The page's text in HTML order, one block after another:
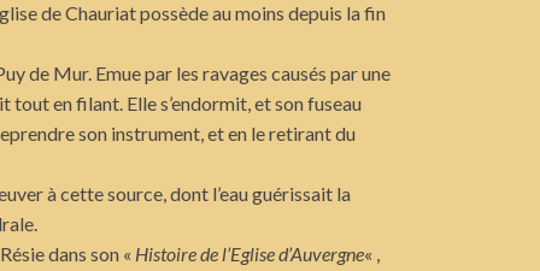
de Chauriat possède au moins depuis la fin
de Mur. Emue par les ravages causés par une
en filant. Elle s’endormit, et son fuseau
son instrument, et en le retirant du
à cette source, dont l’eau guérissait la
dans son « Histoire de l’Eglise d’Auvergne« ,